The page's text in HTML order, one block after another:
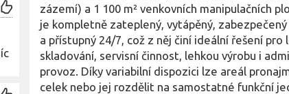
zázemí) a 1 100 m² venkovních manipulačních
je kompletně zateplený, vytápěný, zabezpečený
a přístupný 24/7, což z něj činí ideální řešení pro
skladování, servisní činnost, lehkou výrobu i
provoz. Díky variabilní dispozici lze areál
celek nebo jej rozdělit na samostatné funkční